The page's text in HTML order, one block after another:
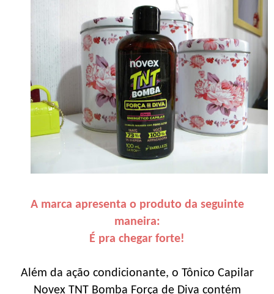
A marca apresenta o produto da seguinte
maneira:
É pra chegar forte!
Além da ação condicionante, o Tônico Capilar
Novex TNT Bomba Força de Diva contém